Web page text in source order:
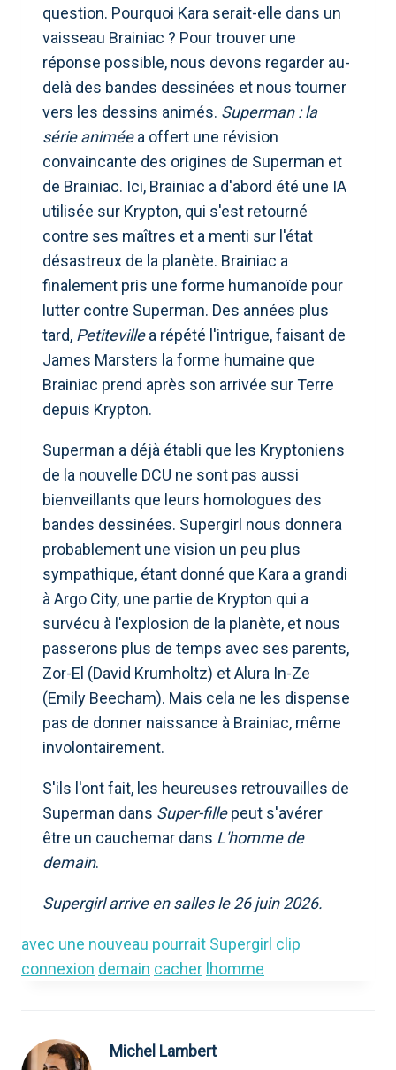
question. Pourquoi Kara serait-elle dans un
vaisseau Brainiac ? Pour trouver une
réponse possible, nous devons regarder au-
delà des bandes dessinées et nous tourner
vers les dessins animés. Superman : la
série animéea offert une révision
convaincante des origines de Superman et
de Brainiac. Ici, Brainiac a d'abord été une IA
utilisée sur Krypton, qui s'est retourné
contre ses maîtres et a menti sur l'état
désastreux de la planète. Brainiac a
finalement pris une forme humanoïde pour
lutter contre Superman. Des années plus
tard, Petitevillea répété l'intrigue, faisant de
James Marsters la forme humaine que
Brainiac prend après son arrivée sur Terre
depuis Krypton.
Superman a déjà établi que les Kryptoniens
de la nouvelle DCU ne sont pas aussi
bienveillants que leurs homologues des
bandes dessinées. Supergirl nous donnera
probablement une vision un peu plus
sympathique, étant donné que Kara a grandi
à Argo City, une partie de Krypton qui a
survécu à l'explosion de la planète, et nous
passerons plus de temps avec ses parents,
Zor-El (David Krumholtz) et Alura In-Ze
(Emily Beecham). Mais cela ne les dispense
pas de donner naissance à Brainiac, même
involontairement.
S'ils l'ont fait, les heureuses retrouvailles de
Superman dans Super-fillepeut s'avérer
être un cauchemar dans L'homme de
demain.
Supergirl arrive en salles le 26 juin 2026.
avec une nouveau pourrait Supergirl clip
connexion demain cacher lhomme
Michel Lambert